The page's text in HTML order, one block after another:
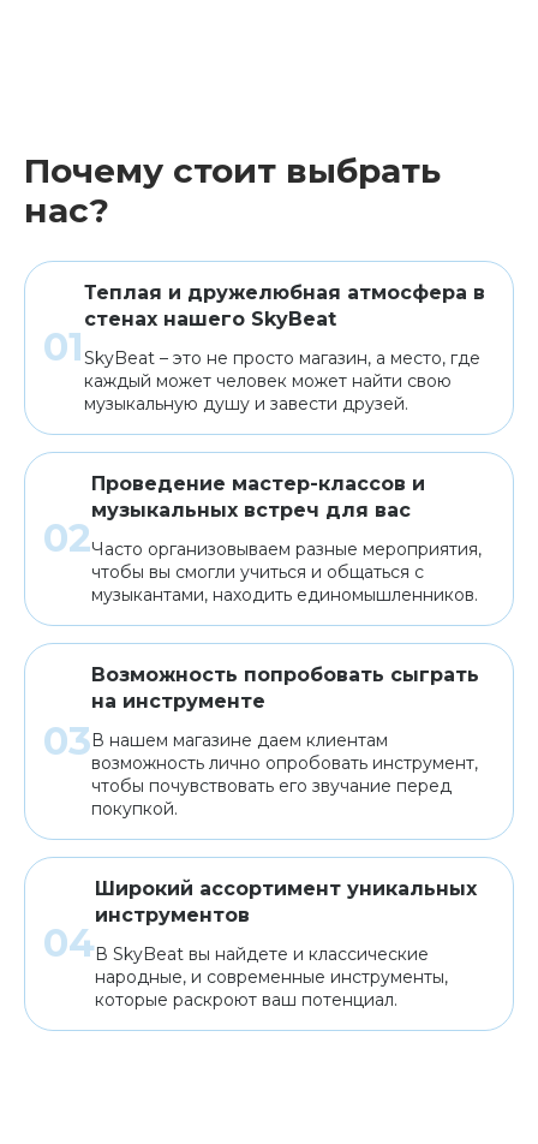
Почему стоит выбрать
нас?
Теплая и дружелюбная атмосфера в
стенах нашего SkyBeat
SkyBeat – это не просто магазин, а место, где
каждый может человек может найти свою
музыкальную душу и завести друзей.
Проведение мастер-классов и
музыкальных встреч для вас
Часто организовываем разные мероприятия,
чтобы вы смогли учиться и общаться с
музыкантами, находить единомышленников.
Возможность попробовать сыграть
на инструменте
В нашем магазине даем клиентам
возможность лично опробовать инструмент,
чтобы почувствовать его звучание перед
покупкой.
Широкий ассортимент уникальных
инструментов
В SkyBeat вы найдете и классические
народные, и современные инструменты,
которые раскроют ваш потенциал.